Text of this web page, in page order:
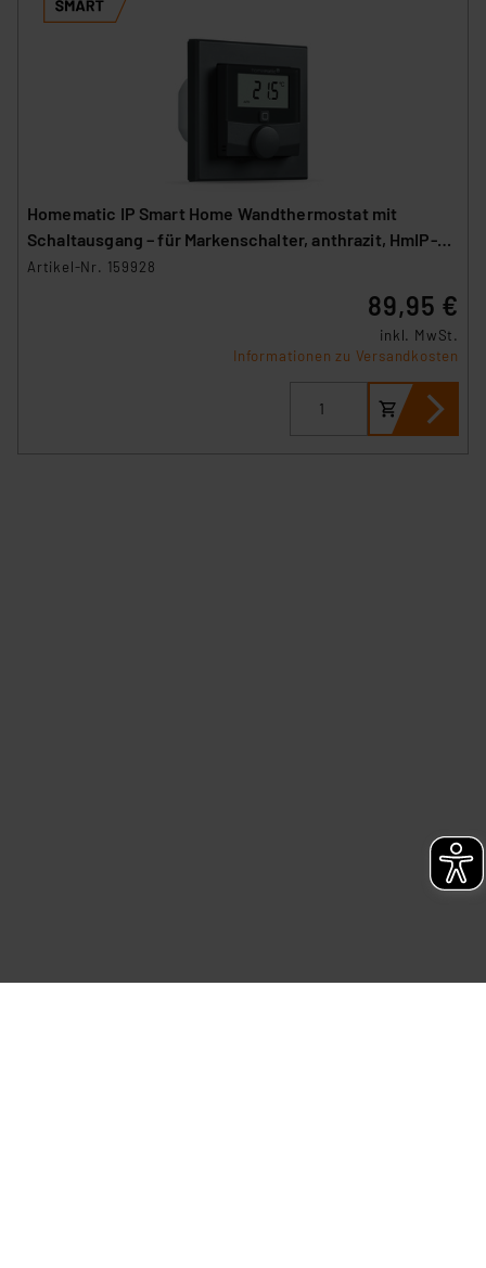
Homematic IP Smart Home Wandthermostat mit
Schaltausgang – für Markenschalter, anthrazit, HmIP-
BWTH-A
Artikel-Nr. 159928
89,95 €
inkl. MwSt.
Informationen zu Versandkosten